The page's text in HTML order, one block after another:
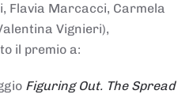
Flavia Marcacci, Carmela
Vignieri),
il premio a:
Figuring Out. The Spread